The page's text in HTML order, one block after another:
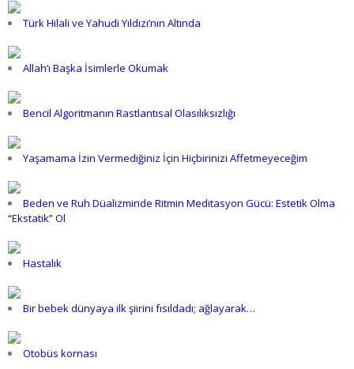
Türk Hilali ve Yahudi Yıldızı’nın Altında
Allah’ı Başka İsimlerle Okumak
Bencil Algoritmanın Rastlantısal Olasılıksızlığı
Yaşamama İzin Vermediğiniz İçin Hiçbirinizi Affetmeyeceğim
Beden ve Ruh Düalizminde Ritmin Meditasyon Gücü: Estetik Olma
“Ekstatik” Ol
Hastalık
Bir bebek dünyaya ilk şiirini fısıldadı; ağlayarak…
Otobüs kornası